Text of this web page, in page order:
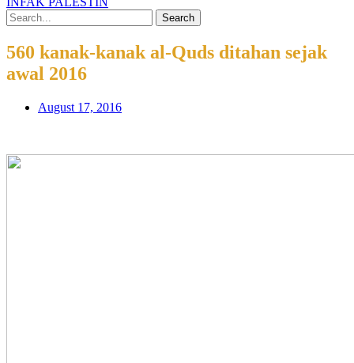
Search
560 kanak-kanak al-Quds ditahan sejak
awal 2016
August 17, 2016